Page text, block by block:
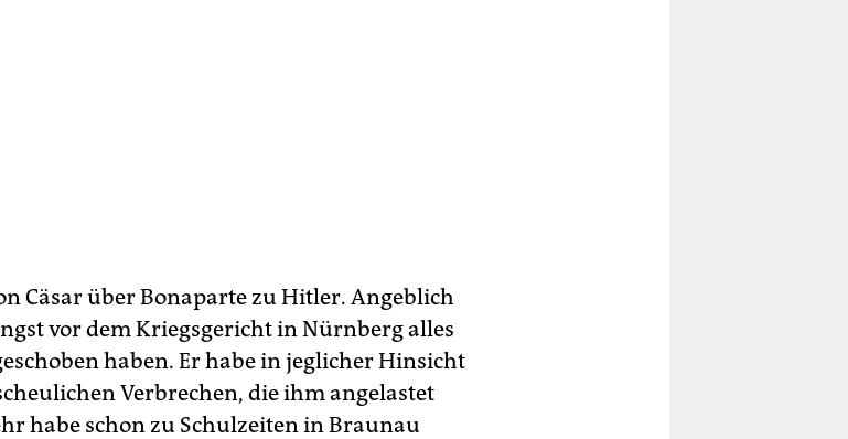
Cäsar über Bonaparte zu Hitler. Angeblich
vor dem Kriegsgericht in Nürnberg alles
haben. Er habe in jeglicher Hinsicht
Verbrechen, die ihm angelastet
habe schon zu Schulzeiten in Braunau